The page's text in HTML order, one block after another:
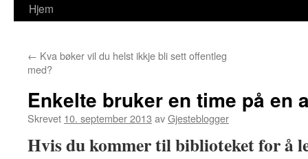
Hopp
innhold
Hjem
← Kva bøker vil du helst ikkje bli sett offentleg
med?
Enkelte bruker en time på en
Skrevet 10. september 2013 avGjesteblogger
Hvis du kommer til biblioteket for å